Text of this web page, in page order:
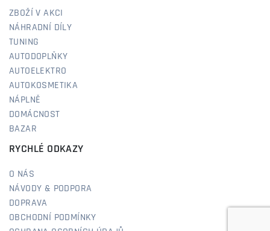
ZBOŽÍ V AKCI
NÁHRADNÍ DÍLY
TUNING
AUTODOPLŇKY
AUTOELEKTRO
AUTOKOSMETIKA
NÁPLNĚ
DOMÁCNOST
BAZAR
RYCHLÉ ODKAZY
O NÁS
NÁVODY & PODPORA
DOPRAVA
OBCHODNÍ PODMÍNKY